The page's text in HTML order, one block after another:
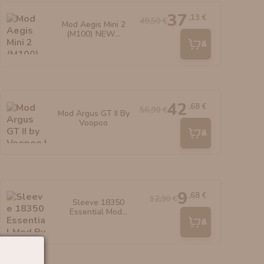
Mod Aegis Mini 2
(M100) NEW...
37 ,13 €
Añadir
Mod Argus GT II By
Voopoo
42 ,68 €
Añadir
Sleeve 18350
Essential Mod...
9 ,68 €
Añadir